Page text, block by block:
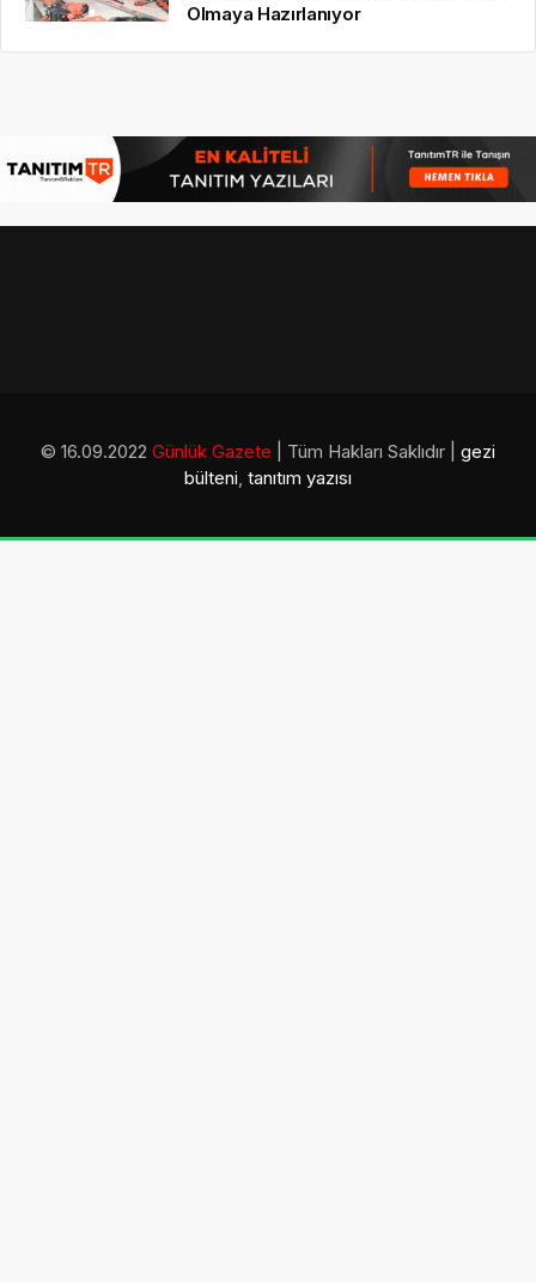
Olmaya Hazırlanıyor
© 16.09.2022 Günlük Gazete | Tüm Hakları Saklıdır | gezi
bülteni, tanıtım yazısı